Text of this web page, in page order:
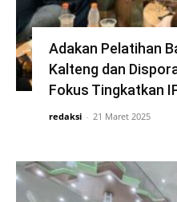
Adakan Pelatihan
Kalteng dan
Fokus Tingkatkan
redaksi - 21 Maret 2025